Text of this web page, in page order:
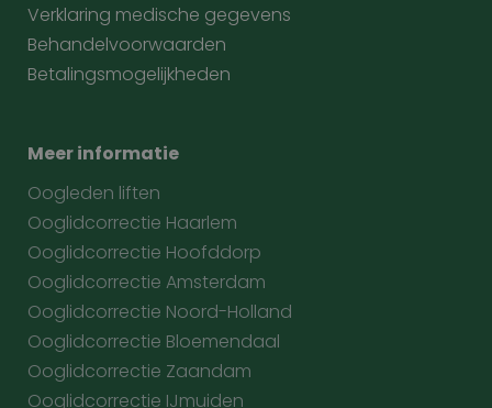
Verklaring medische gegevens
Behandelvoorwaarden
Betalingsmogelijkheden
Meer informatie
Oogleden liften
Ooglidcorrectie Haarlem
Ooglidcorrectie Hoofddorp
Ooglidcorrectie Amsterdam
Ooglidcorrectie Noord-Holland
Ooglidcorrectie Bloemendaal
Ooglidcorrectie Zaandam
Ooglidcorrectie IJmuiden